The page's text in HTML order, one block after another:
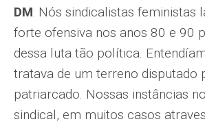
DM: Nós sindicalistas feministas
forte ofensiva nos anos 80 e 90
dessa luta tão política.
tratava de um terreno disputado
patriarcado. Nossas instâncias
sindical, em muitos casos